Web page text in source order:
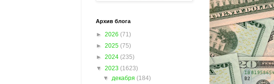
Архив блога
► 2026 (71)
► 2025 (75)
► 2024 (235)
▼ 2023 (1623)
▼декабря(184)